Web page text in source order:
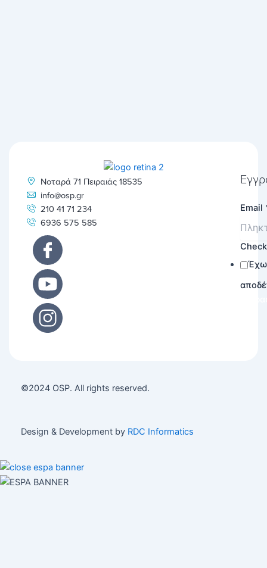
Νοταρά 71 Πειραιάς 18535
info@osp.gr
210 41 71 234
6936 575 585
Email
Έχω
©2024 OSP. All rights reserved.
Design & Development by RDC Informatics